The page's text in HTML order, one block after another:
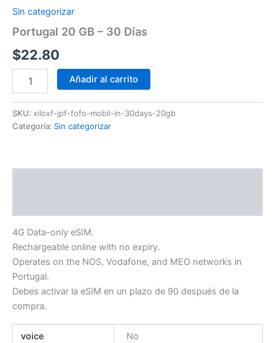
Sin categorizar
Portugal 20 GB – 30 Días
$22.80
Añadir al carrito
SKU: xiloxf-jpf-fofo-mobil-in-30days-20gb
Categoría: Sin categorizar
4G Data-only eSIM.
Rechargeable online with no expiry.
Operates on the NOS, Vodafone, and MEO networks in
Portugal.
Debes activar la eSIM en un plazo de 90 después de la
compra.
voice No